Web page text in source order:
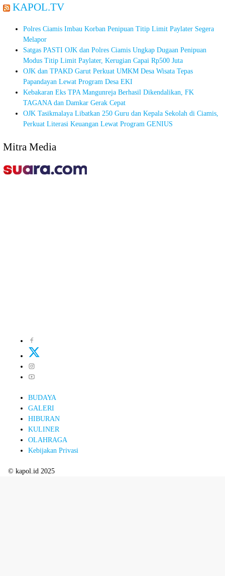
KAPOL.TV
Polres Ciamis Imbau Korban Penipuan Titip Limit Paylater Segera
Melapor
Satgas PASTI OJK dan Polres Ciamis Ungkap Dugaan Penipuan
Modus Titip Limit Paylater, Kerugian Capai Rp500 Juta
OJK dan TPAKD Garut Perkuat UMKM Desa Wisata Tepas
Papandayan Lewat Program Desa EKI
Kebakaran Eks TPA Mangunreja Berhasil Dikendalikan, FK
TAGANA dan Damkar Gerak Cepat
OJK Tasikmalaya Libatkan 250 Guru dan Kepala Sekolah di Ciamis,
Perkuat Literasi Keuangan Lewat Program GENIUS
Mitra Media
BUDAYA
GALERI
HIBURAN
KULINER
OLAHRAGA
Kebijakan Privasi
© kapol.id 2025